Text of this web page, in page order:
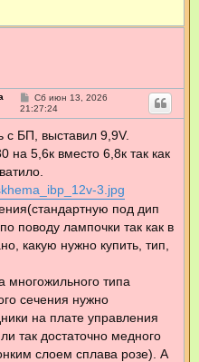
С
о
о
б
щ
е
и
Сб июн 13, 2026
21:27:24
с БП, выставил 9,9V.
на 5,6к вместо 6,8к так как
3.jpg
под дип
поводу лампочки так как в
какую нужно купить, тип,
многожильного типа
сечения нужно
на плате управления
так достаточно медного
слоем сплава розе). А